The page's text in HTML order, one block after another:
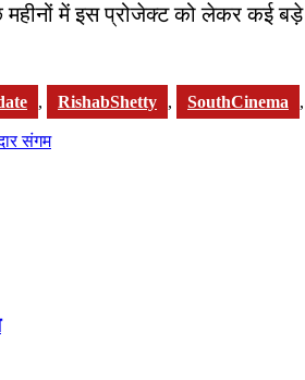
महीनों में इस प्रोजेक्ट को लेकर कई
, RishabShetty , SouthCinema ,
संगम